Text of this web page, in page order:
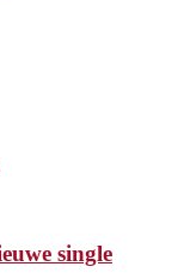
single